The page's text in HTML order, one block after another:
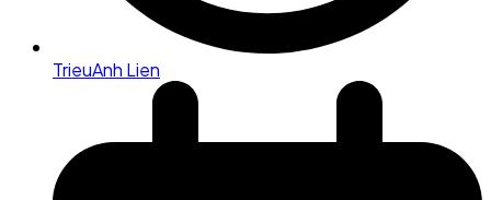
TrieuAnh Lien